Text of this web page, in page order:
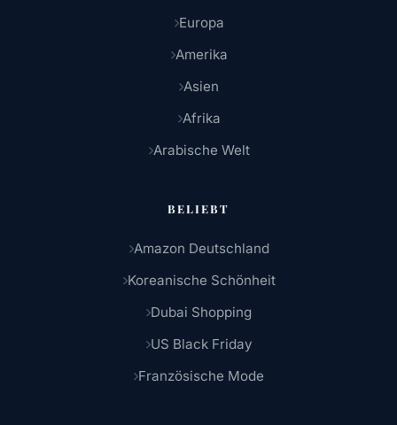
Europa
Amerika
Asien
Afrika
Arabische Welt
BELIEBT
Amazon Deutschland
Koreanische Schönheit
Dubai Shopping
US Black Friday
Französische Mode